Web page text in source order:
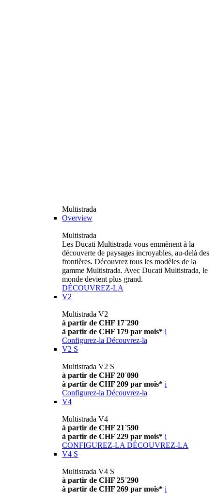
Multistrada
Overview
Multistrada
Les Ducati Multistrada vous emmènent à la
découverte de paysages incroyables, au-delà des
frontières. Découvrez tous les modèles de la
gamme Multistrada. Avec Ducati Multistrada, le
monde devient plus grand.
DÉCOUVREZ-LA
V2
Multistrada V2
à partir de CHF 17´290
à partir de CHF 179 par mois* i
Configurez-la Découvrez-la
V2 S
Multistrada V2 S
à partir de CHF 20´090
à partir de CHF 209 par mois* i
Configurez-la Découvrez-la
V4
Multistrada V4
à partir de CHF 21´590
à partir de CHF 229 par mois* i
CONFIGUREZ-LA DÉCOUVREZ-LA
V4 S
Multistrada V4 S
à partir de CHF 25´290
à partir de CHF 269 par mois* i